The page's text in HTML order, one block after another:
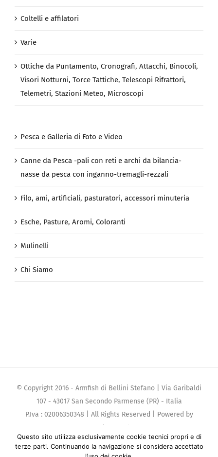
Coltelli e affilatori
Varie
Ottiche da Puntamento, Cronografi, Attacchi, Binocoli,
Visori Notturni, Torce Tattiche, Telescopi Rifrattori,
Telemetri, Stazioni Meteo, Microscopi
Pesca e Galleria di Foto e Video
Canne da Pesca -pali con reti e archi da bilancia-
nasse da pesca con inganno-tremagli-rezzali
Filo, ami, artificiali, pasturatori, accessori minuteria
Esche, Pasture, Aromi, Coloranti
Mulinelli
Chi Siamo
© Copyright 2016 - Armfish di Bellini Stefano | Via Garibaldi
107 - 43017 San Secondo Parmense (PR) - Italia
P.Iva : 02006350348 | All Rights Reserved | Powered by
FacebookGoogle+
Questo sito utilizza esclusivamente cookie tecnici propri e di
terze parti. Continuando la navigazione si considera accettato